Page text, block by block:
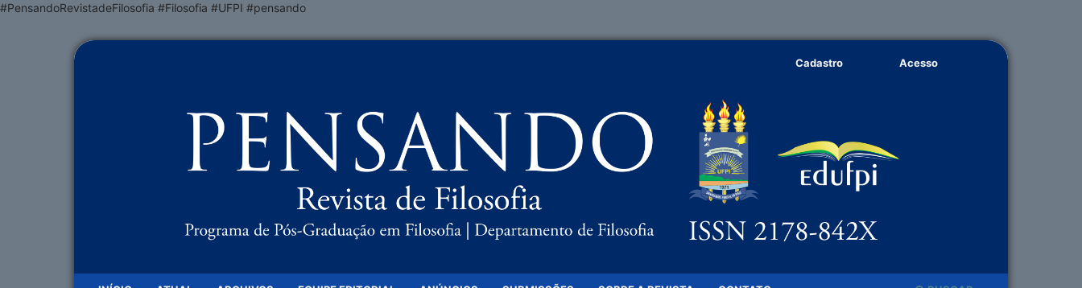
#PensandoRevistadeFilosofia #Filosofia #UFPI #pensando
Cadastro Acesso